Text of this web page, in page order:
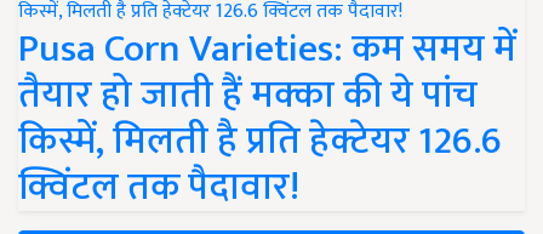
Pusa Corn Varieties: कम समय में
तैयार हो जाती हैं मक्का की ये पांच
किस्में, मिलती है प्रति हेक्टेयर 126.6
क्विंटल तक पैदावार!